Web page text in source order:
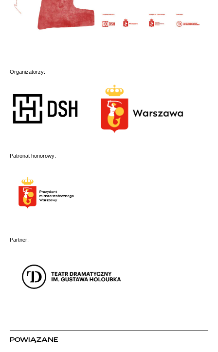
Organizatorzy:
Patronat honorowy:
Partner:
POWIĄZANE